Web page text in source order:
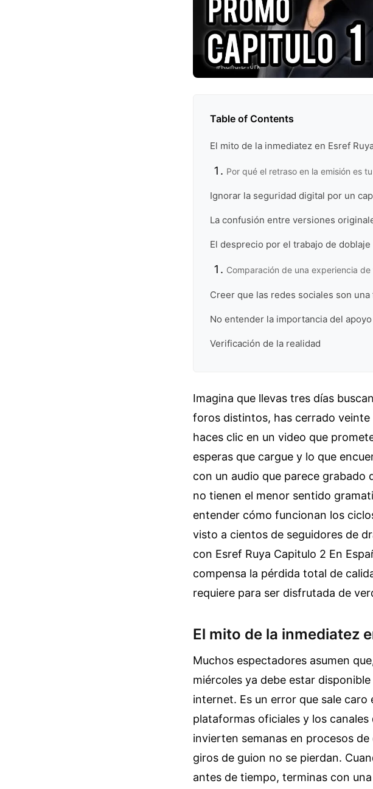
Table of Contents
El mito de la inmediatez en Esref
Por qué el retraso en la emisión es
Ignorar la seguridad digital por un
La confusión entre versiones
El desprecio por el trabajo de
Comparación de una experiencia
Creer que las redes sociales son
No entender la importancia del
Verificación de la realidad
Imagina que llevas tres días
foros distintos, has cerrado
haces clic en un video que
esperas que cargue y lo que
con un audio que parece grabado
no tienen el menor sentido
entender cómo funcionan los
visto a cientos de seguidores de
con Esref Ruya Capitulo 2 En
compensa la pérdida total de
requiere para ser disfrutada de
El mito de la inmediatez
Muchos espectadores asumen
miércoles ya debe estar
internet. Es un error que sale
plataformas oficiales y los
invierten semanas en procesos
giros de guion no se pierdan.
antes de tiempo, terminas con